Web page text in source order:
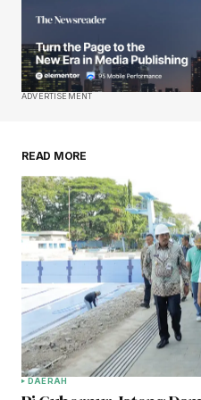
ADVERTISEMENT
READ MORE
DAERAH